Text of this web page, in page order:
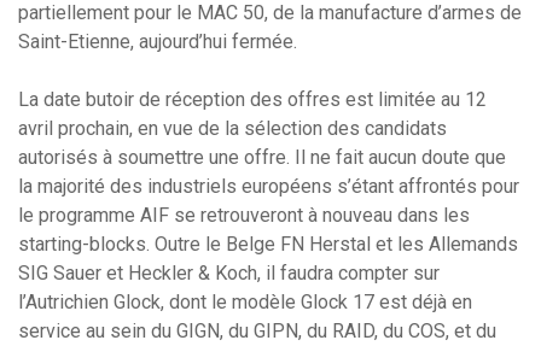
partiellement pour le MAC 50, de la manufacture d’armes de
Saint-Etienne, aujourd’hui fermée.
La date butoir de réception des offres est limitée au 12
avril prochain, en vue de la sélection des candidats
autorisés à soumettre une offre. Il ne fait aucun doute que
la majorité des industriels européens s’étant affrontés pour
le programme AIF se retrouveront à nouveau dans les
starting-blocks. Outre le Belge FN Herstal et les Allemands
SIG Sauer et Heckler & Koch, il faudra compter sur
l’Autrichien Glock, dont le modèle Glock 17 est déjà en
service au sein du GIGN, du GIPN, du RAID, du COS, et du